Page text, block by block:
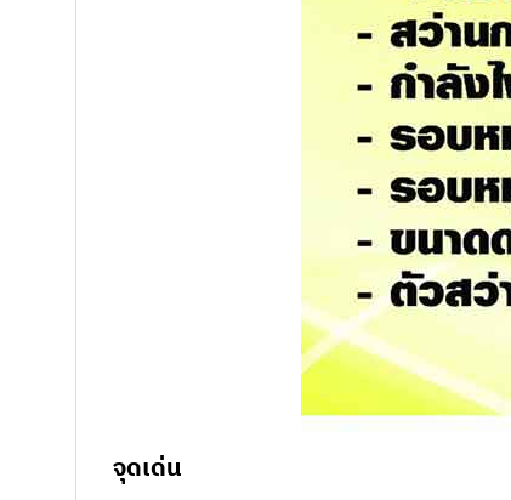
จุดเด่น